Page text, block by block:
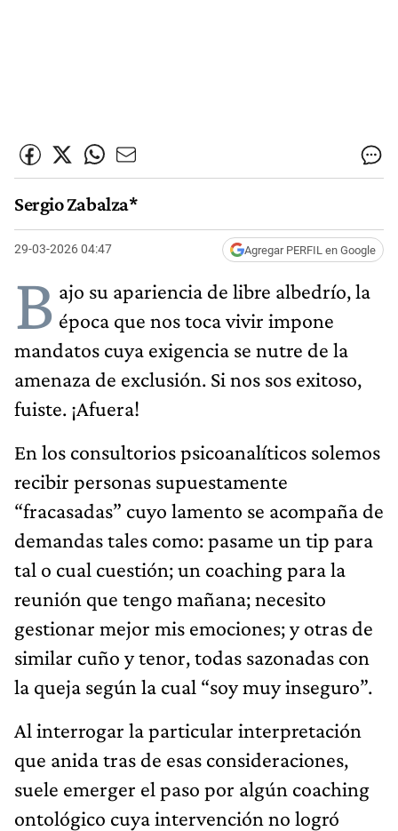
Sergio Zabalza*
29-03-2026 04:47 Agregar PERFIL en Google
B ajo su apariencia de libre albedrío, la
época que nos toca vivir impone
mandatos cuya exigencia se nutre de la
amenaza de exclusión. Si nos sos exitoso,
fuiste. ¡Afuera!
En los consultorios psicoanalíticos solemos
recibir personas supuestamente
“fracasadas” cuyo lamento se acompaña de
demandas tales como: pasame un tip para
tal o cual cuestión; un coaching para la
reunión que tengo mañana; necesito
gestionar mejor mis emociones; y otras de
similar cuño y tenor, todas sazonadas con
la queja según la cual “soy muy inseguro”.
Al interrogar la particular interpretación
que anida tras de esas consideraciones,
suele emerger el paso por algún coaching
ontológico cuya intervención no logró